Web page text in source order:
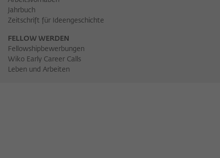
Jahrbuch
Zeitschrift für Ideengeschichte
FELLOW WERDEN
Fellowshipbewerbungen
Wiko Early Career Calls
Leben und Arbeiten